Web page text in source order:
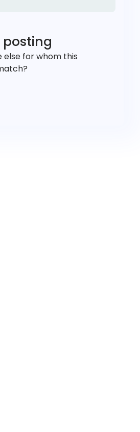
posting
else for whom this